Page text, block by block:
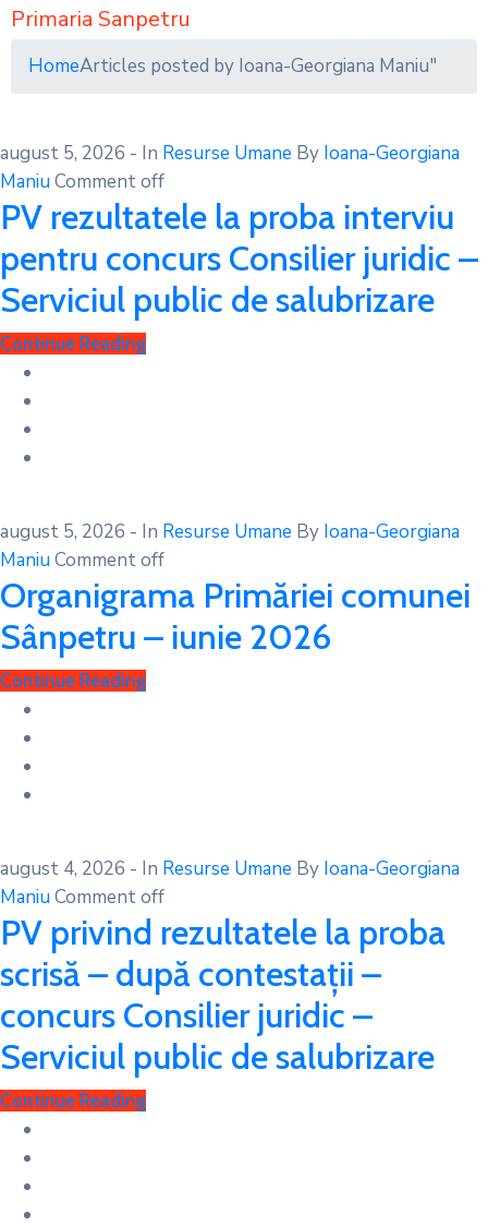
Primaria Sanpetru
HomeArticles posted by Ioana-Georgiana Maniu"
august 5, 2026 - In Resurse Umane By Ioana-Georgiana
ManiuComment off
PV rezultatele la proba interviu
pentru concurs Consilier juridic –
Serviciul public de salubrizare
Continue Reading
august 5, 2026 - In Resurse Umane By Ioana-Georgiana
ManiuComment off
Organigrama Primăriei comunei
Sânpetru – iunie 2026
Continue Reading
august 4, 2026 - In Resurse Umane By Ioana-Georgiana
ManiuComment off
PV privind rezultatele la proba
scrisă – după contestații –
concurs Consilier juridic –
Serviciul public de salubrizare
Continue Reading